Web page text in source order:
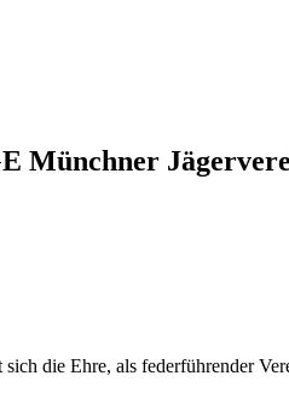
Münchner
die Ehre, als federführender